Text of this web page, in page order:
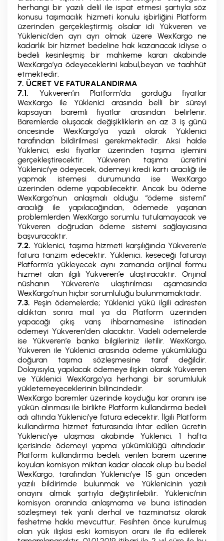
herhangi bir yazılı delil ile ispat etmesi şartıyla söz
konusu taşımacılık hizmeti konulu işbirliğini Platform
üzerinden gerçekleştirmiş olsalar idi Yükveren ve
Yüklenici’den ayrı ayrı olmak üzere WexKargo ne
kadarlık bir hizmet bedeline hak kazanacak idiyse o
bedeli kesinleşmiş bir mahkeme kararı akabinde
WexKargo’ya ödeyeceklerini kabul,beyan ve taahhüt
etmektedir.
7. ÜCRET VE FATURALANDIRMA
7.1. Yükveren’in Platform’da gördüğü fiyatlar
WexKargo ile Yüklenici arasında belli bir süreyi
kapsayan baremli fiyatlar arasından belirlenir.
Baremlerde oluşacak değişikliklerin en az 3 iş günü
öncesinde WexKargo’ya yazılı olarak Yüklenici
tarafından bildirilmesi gerekmektedir. Aksi halde
Yüklenici, eski fiyatlar üzerinden taşıma işlemini
gerçekleştirecektir. Yükveren taşıma ücretini
Yüklenici’ye ödeyecek, ödemeyi kredi kartı aracılığı ile
yapmak istemesi durumunda ise WexKargo
üzerinden ödeme yapabilecektir. Ancak bu ödeme
WexKargo’nun anlaşmalı olduğu “ödeme sistemi”
aracılığı ile yapılacağından, ödemede yaşanan
problemlerden WexKargo sorumlu tutulamayacak ve
Yükveren doğrudan ödeme sistemi sağlayıcısına
başvuracaktır.
7.2. Yüklenici, taşıma hizmeti karşılığında Yükveren’e
fatura tanzim edecektir. Yüklenici, keseceği faturayı
Platform’a yükleyecek aynı zamanda orijinal formu
hizmet alan ilgili Yükveren’e ulaştıracaktır. Orijinal
nüshanın Yükveren’e ulaştırılması aşamasında
WexKargo’nun hiçbir sorumluluğu bulunmamaktadır.
7.3. Peşin ödemelerde; Yüklenici yükü ilgili adresten
aldıktan sonra mail ya da Platform üzerinden
yapacağı çıkış varış ihbarnamesine istinaden
ödemeyi Yükveren’den alacaktır. Vadeli ödemelerde
ise Yükveren’e banka bilgileriniz iletilir. WexKargo,
Yükveren ile Yüklenici arasında ödeme yükümlülüğü
doğuran taşıma sözleşmesine taraf değildir.
Dolayısıyla, yapılacak ödemeye ilişkin olarak Yükveren
ve Yüklenici WexKargo’ya herhangi bir sorumluluk
yükletemeyeceklerinin bilincindedir.
WexKargo baremler üzerinde koyduğu kar oranını ise
yükün alınması ile birlikte Platform kullandırma bedeli
adı altında Yüklenici’ye fatura edecektir. İlgili Platform
kullandırma hizmet faturasında ihtar edilen ücretin
Yüklenici’ye ulaşması akabinde Yüklenici, 1 hafta
içerisinde ödemeyi yapma yükümlülüğü altındadır.
Platform kullandırma bedeli, verilen barem üzerine
koyulan komisyon miktarı kadar olacak olup bu bedel
WexKargo, tarafından Yüklenici’ye 15 gün önceden
yazılı bildirimde bulunmak ve Yüklenicinin yazılı
onayını almak şartıyla değiştirilebilir. Yüklenici’nin
komisyon oranında anlaşmama ve buna istinaden
sözleşmeyi tek yanlı derhal ve tazminatsız olarak
feshetme hakkı mevcuttur. Fesihten önce kurulmuş
olan yük ilişkisi eski komisyon oranı ile ifa edilerek